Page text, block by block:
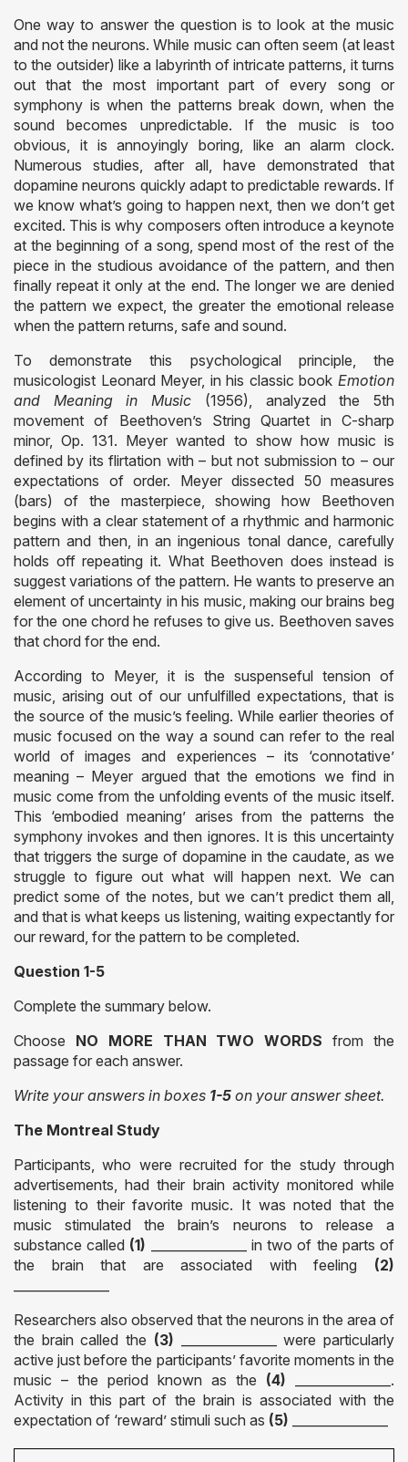
One way to answer the question is to look at the music
and not the neurons. While music can often seem (at least
to the outsider) like a labyrinth of intricate patterns, it turns
out that the most important part of every song or
symphony is when the patterns break down, when the
sound becomes unpredictable. If the music is too
obvious, it is annoyingly boring, like an alarm clock.
Numerous studies, after all, have demonstrated that
dopamine neurons quickly adapt to predictable rewards. If
we know what’s going to happen next, then we don’t get
excited. This is why composers often introduce a keynote
at the beginning of a song, spend most of the rest of the
piece in the studious avoidance of the pattern, and then
finally repeat it only at the end. The longer we are denied
the pattern we expect, the greater the emotional release
when the pattern returns, safe and sound.
To demonstrate this psychological principle, the
musicologist Leonard Meyer, in his classic book Emotion
and Meaning in Music (1956), analyzed the 5th
movement of Beethoven’s String Quartet in C-sharp
minor, Op. 131. Meyer wanted to show how music is
defined by its flirtation with – but not submission to – our
expectations of order. Meyer dissected 50 measures
(bars) of the masterpiece, showing how Beethoven
begins with a clear statement of a rhythmic and harmonic
pattern and then, in an ingenious tonal dance, carefully
holds off repeating it. What Beethoven does instead is
suggest variations of the pattern. He wants to preserve an
element of uncertainty in his music, making our brains beg
for the one chord he refuses to give us. Beethoven saves
that chord for the end.
According to Meyer, it is the suspenseful tension of
music, arising out of our unfulfilled expectations, that is
the source of the music’s feeling. While earlier theories of
music focused on the way a sound can refer to the real
world of images and experiences – its ‘connotative’
meaning – Meyer argued that the emotions we find in
music come from the unfolding events of the music itself.
This ‘embodied meaning’ arises from the patterns the
symphony invokes and then ignores. It is this uncertainty
that triggers the surge of dopamine in the caudate, as we
struggle to figure out what will happen next. We can
predict some of the notes, but we can’t predict them all,
and that is what keeps us listening, waiting expectantly for
our reward, for the pattern to be completed.
Question 1-5
Complete the summary below.
Choose NO MORE THAN TWO WORDS from the
passage for each answer.
Write your answers in boxes 1-5 on your answer sheet.
The Montreal Study
Participants, who were recruited for the study through
advertisements, had their brain activity monitored while
listening to their favorite music. It was noted that the
music stimulated the brain’s neurons to release a
substance called (1)
_______________ in two of the parts of
the brain that are associated with feeling (2)
Researchers also observed that the neurons in the area of
the brain called the (3)
_______________ were particularly
active just before the participants’ favorite moments in the
music – the period known as the (4)
_______________.
Activity in this part of the brain is associated with the
expectation of ‘reward’ stimuli such as (5)